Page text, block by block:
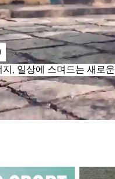
, 일상에 스며드는 새로운